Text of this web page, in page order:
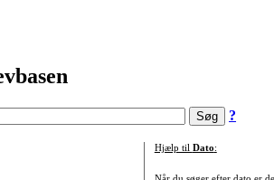
?
Hjælp til Dato: